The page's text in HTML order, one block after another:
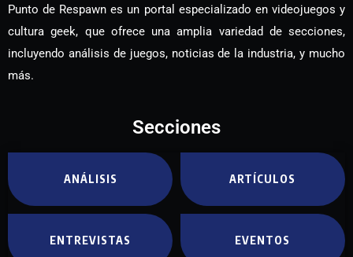
Punto de Respawn es un portal especializado en videojuegos y
cultura geek, que ofrece una amplia variedad de secciones,
incluyendo análisis de juegos, noticias de la industria, y mucho
más.
Secciones
ANÁLISIS ARTÍCULOS
ENTREVISTAS EVENTOS